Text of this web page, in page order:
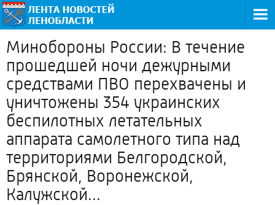
Минобороны России: В течение
прошедшей ночи дежурными
средствами ПВО перехвачены и
уничтожены 354 украинских
беспилотных летательных
аппарата самолетного типа над
территориями Белгородской,
Брянской, Воронежской,
Калужской...